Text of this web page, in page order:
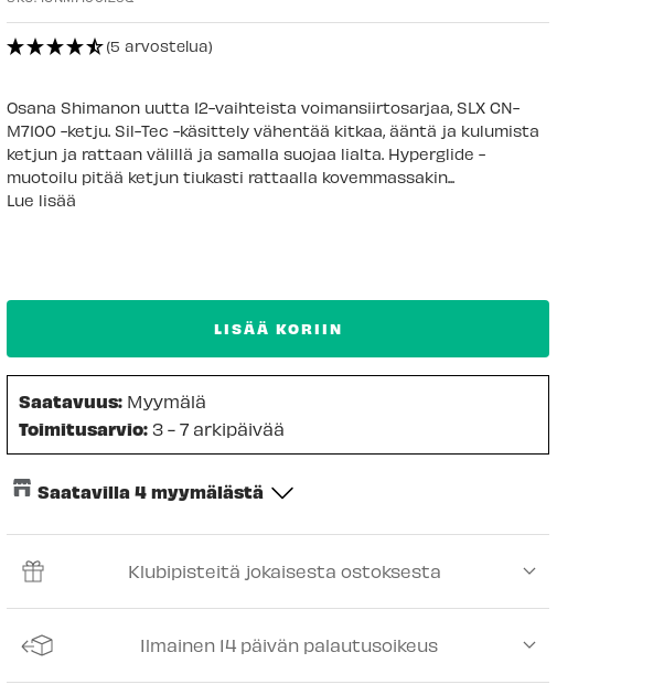
(5 arvostelua)
Osana Shimanon uutta 12-vaihteista voimansiirtosarjaa, SLX CN-
M7100 -ketju. Sil-Tec -käsittely vähentää kitkaa, ääntä ja kulumista
ketjun ja rattaan välillä ja samalla suojaa lialta. Hyperglide -
muotoilu pitää ketjun tiukasti rattaalla kovemmassakin...
Lue lisää
LISÄÄ KORIIN
Saatavuus: Myymälä
Toimitusarvio:3 - 7 arkipäivää
Saatavilla 4 myymälästä
Keskusvarasto-Tilapäisesti loppu
Espoon Myymälä-Saatavilla
Klubipisteitä jokaisesta ostoksesta
Ilmainen 14 päivän palautusoikeus